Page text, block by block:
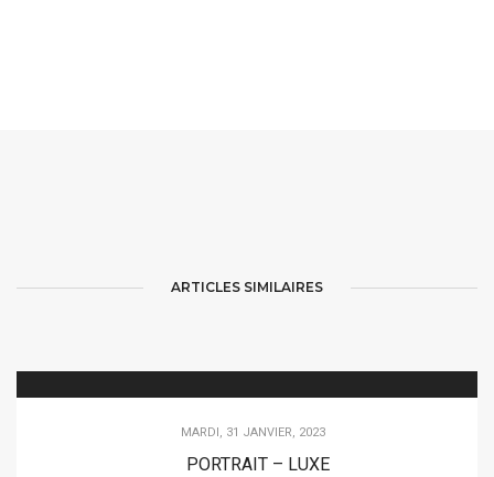
ARTICLES SIMILAIRES
MARDI, 31 JANVIER, 2023
PORTRAIT – LUXE